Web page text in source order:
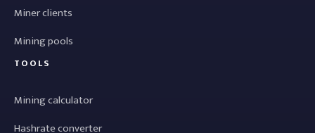
Miner clients
Mining pools
TOOLS
Mining calculator
Hashrate converter